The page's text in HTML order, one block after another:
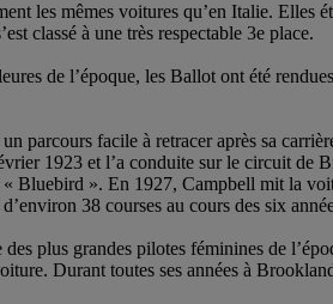
les mêmes voitures qu’en Italie.
classé à une très respectable 3e place.
de l’époque, les Ballot ont été
parcours facile à retracer après sa
1923 et l’a conduite sur le circuit de
Bluebird ». En 1927, Campbell mit la
38 courses au cours des six
plus grandes pilotes féminines de
Durant toutes ses années à